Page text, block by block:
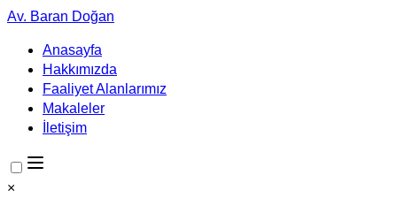
Av. Baran Doğan
Anasayfa
Hakkımızda
Faaliyet Alanlarımız
Makaleler
İletişim
×